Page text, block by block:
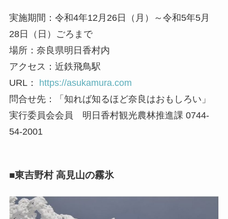
実施期間：令和4年12月26日（月）～令和5年5月
28日（日）ごろまで
場所：奈良県明日香村内
アクセス：近鉄飛鳥駅
URL：
https://asukamura.com
問合せ先：「知れば知るほど奈良はおもしろい」
実行委員会会員 明日香村観光農林推進課 0744-
54-2001
■東吉野村 高見山の霧氷